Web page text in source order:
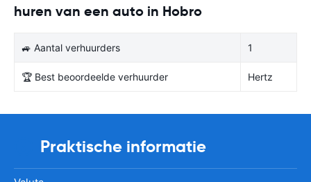
huren van een auto in Hobro
🚙 Aantal verhuurders 1
🏆 Best beoordeelde verhuurder Hertz
Praktische informatie